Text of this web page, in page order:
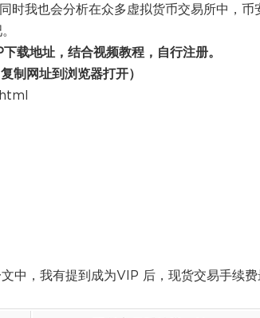
同时我也会分析在众多虚拟货币交易所中，币
载地址，结合视频教程，自行注册。
复制网址到浏览器打开）
中，我有提到成为VIP 后，现货交易手续费